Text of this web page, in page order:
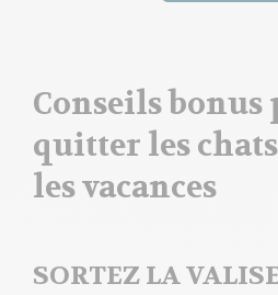
Conseils bonus
quitter les
les vacances
SORTEZ LA